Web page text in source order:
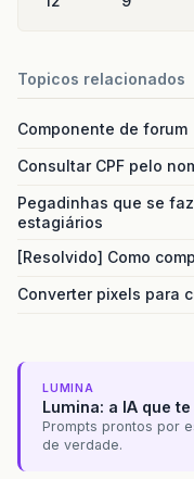
Topicos relacionados
Componente de forum
Consultar CPF pelo
Pegadinhas que se
estagiários
[Resolvido] Como
Converter pixels para
LUMINA
Lumina: a IA que
Prompts prontos por
de verdade.